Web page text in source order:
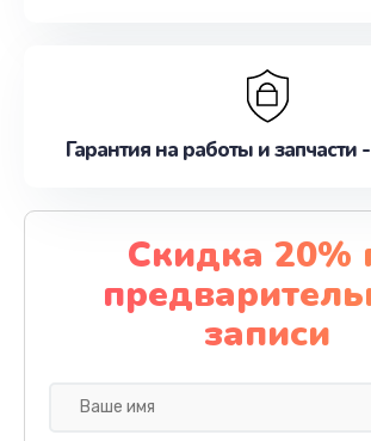
Гарантия на работы и запчасти
Скидка 20%
записи